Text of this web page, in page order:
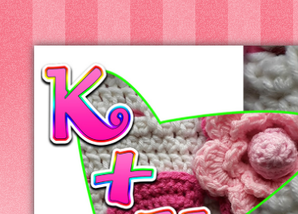
Kreatív+Hobby
Alkotóműhely